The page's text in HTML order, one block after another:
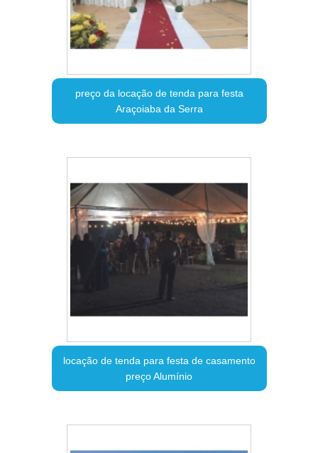
preço da locação de tenda para festa
Araçoiaba da Serra
locação de tenda para festa de casamento
preço Alumínio